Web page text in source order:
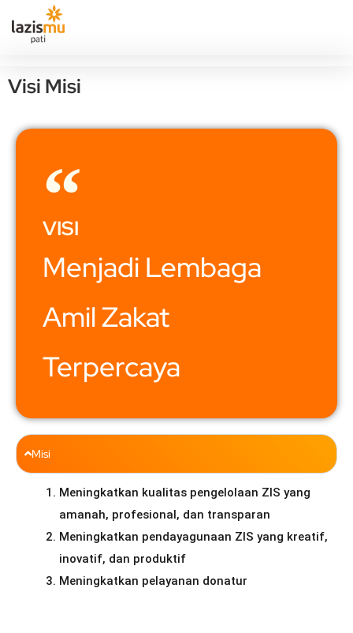
Visi Misi
VISI
Menjadi Lembaga
Amil Zakat
Terpercaya
Misi
Meningkatkan kualitas pengelolaan ZIS yang
amanah, profesional, dan transparan
Meningkatkan pendayagunaan ZIS yang kreatif,
inovatif, dan produktif
Meningkatkan pelayanan donatur